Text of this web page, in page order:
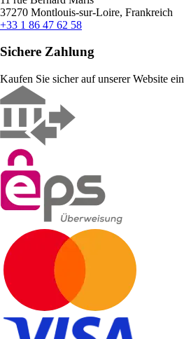
37270 Montlouis-sur-Loire, Frankreich
+33 1 86 47 62 58
Sichere Zahlung
Kaufen Sie sicher auf unserer Website ein